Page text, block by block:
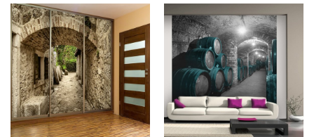
ma
wiele
wariantów.
Opcje
można
wybrać
na
stronie
produktu
ma
wiele
wariantów.
Opcje
można
wybrać
na
stronie
produktu